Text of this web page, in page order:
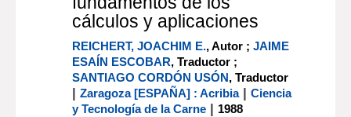
cálculos y aplicaciones
REICHERT, JOACHIM E., Autor ;JAIME
ESAÍN ESCOBAR, Traductor ;
SANTIAGO CORDÓN USÓN, Traductor
|Zaragoza [ESPAÑA] : Acribia|Ciencia
y Tecnología de la Carne | 1988